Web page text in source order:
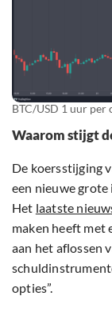
BTC/USD 1 uur
Waarom stijgt
De koersstijging
een nieuwe grote
Het laatste
maken heeft met
aan het aflossen
opties”.